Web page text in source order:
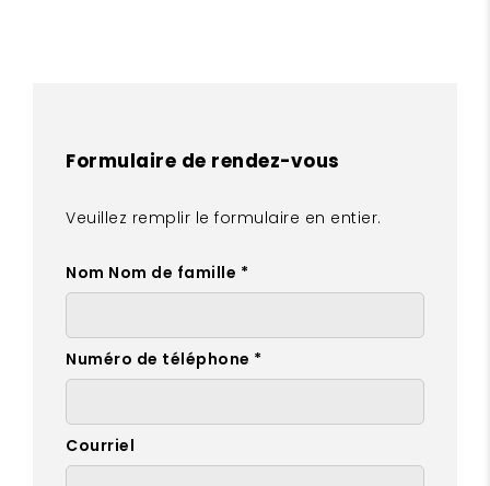
Formulaire de rendez-vous
Veuillez remplir le formulaire en entier.
Nom Nom de famille *
Numéro de téléphone *
Courriel